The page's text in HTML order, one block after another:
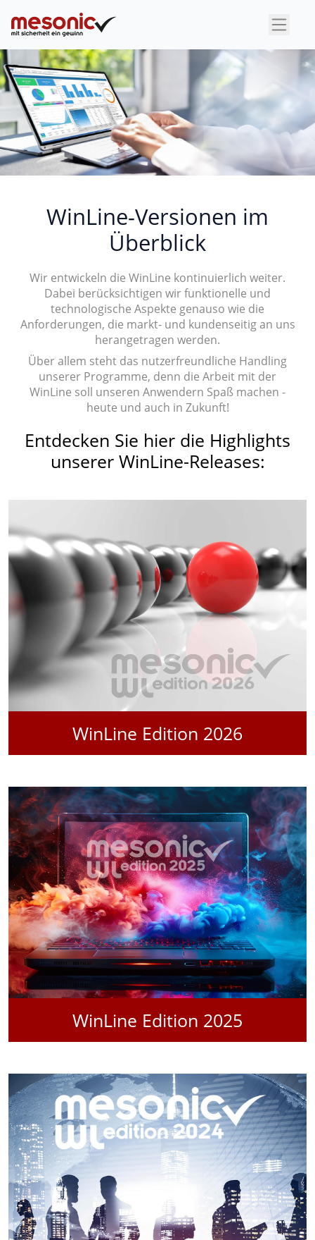
×
WinLine-Versionen im
Überblick
Wir entwickeln die WinLine kontinuierlich weiter.
Dabei berücksichtigen wir funktionelle und
technologische Aspekte genauso wie die
Anforderungen, die markt- und kundenseitig an uns
herangetragen werden.
Über allem steht das nutzerfreundliche Handling
unserer Programme, denn die Arbeit mit der
WinLine soll unseren Anwendern Spaß machen -
heute und auch in Zukunft!
Entdecken Sie hier die Highlights
unserer WinLine-Releases:
WinLine Edition 2026
WinLine Edition 2025